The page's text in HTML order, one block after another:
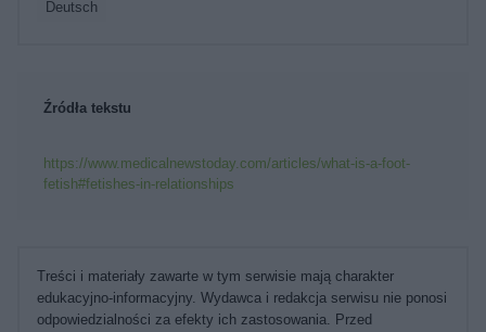
deutsch
Źródła tekstu
https://www.medicalnewstoday.com/articles/what-is-a-foot-
fetish#fetishes-in-relationships
Treści i materiały zawarte w tym serwisie mają charakter
edukacyjno-informacyjny. Wydawca i redakcja serwisu nie ponosi
odpowiedzialności za efekty ich zastosowania. Przed